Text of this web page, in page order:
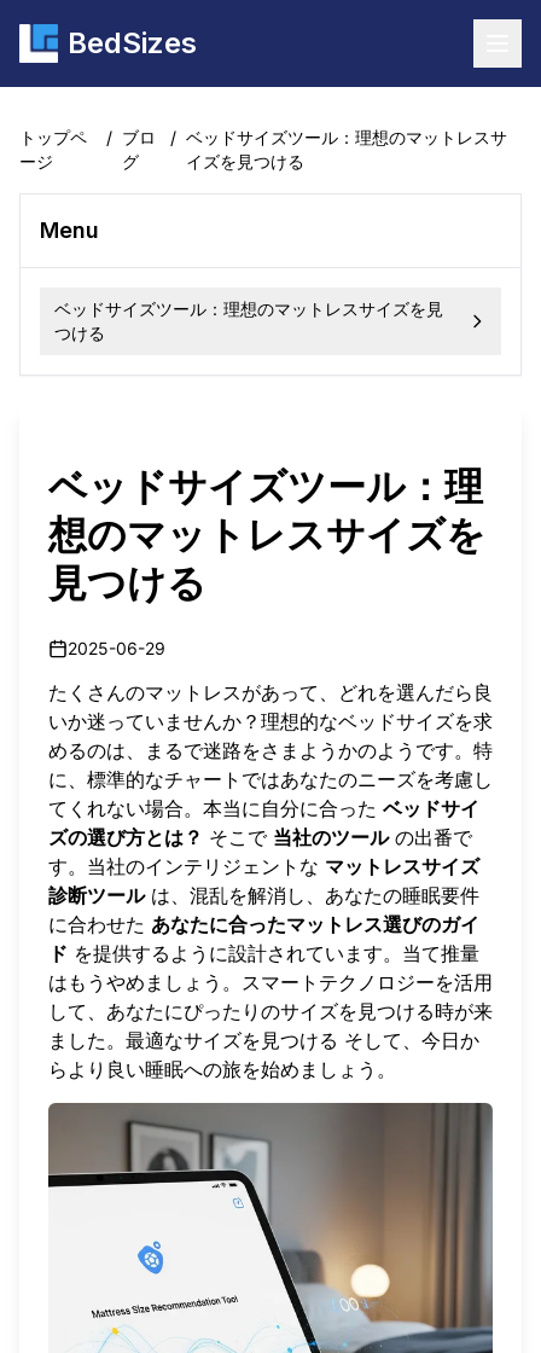
BedSizes
トップペ
ージ
/ ブロ
グ
/ ベッドサイズツール：理想のマットレスサ
イズを見つける
Menu
ベッドサイズツール：理想のマットレスサイズを見
つける
ベッドサイズツール：理
想のマットレスサイズを
見つける
2025-06-29
たくさんのマットレスがあって、どれを選んだら良
いか迷っていませんか？理想的なベッドサイズを求
めるのは、まるで迷路をさまようかのようです。特
に、標準的なチャートではあなたのニーズを考慮し
てくれない場合。本当に自分に合った ベッドサイ
ズの選び方とは？ そこで 当社のツールの出番で
す。当社のインテリジェントな マットレスサイズ
診断ツールは、混乱を解消し、あなたの睡眠要件
に合わせた あなたに合ったマットレス選びのガイ
ド を提供するように設計されています。当て推量
はもうやめましょう。スマートテクノロジーを活用
して、あなたにぴったりのサイズを見つける時が来
ました。 最適なサイズを見つける そして、今日か
らより良い睡眠への旅を始めましょう。